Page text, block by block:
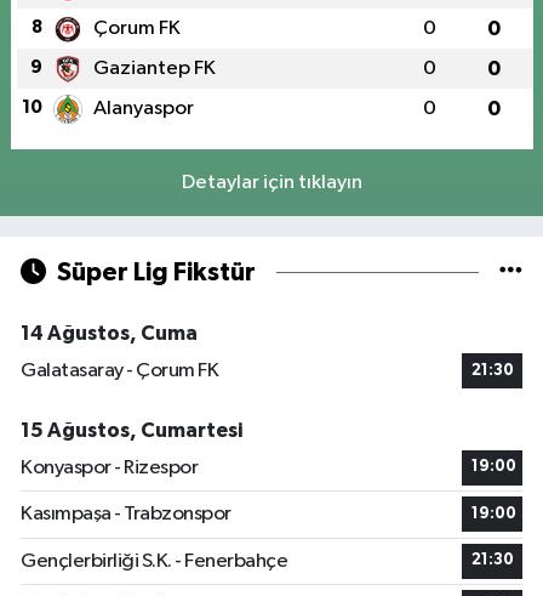
8 Çorum FK 0 0
9 Gaziantep FK 0 0
10 Alanyaspor 0 0
Detaylar için tıklayın
Süper Lig Fikstür
14 Ağustos, Cuma
Galatasaray - Çorum FK
21:30
15 Ağustos, Cumartesi
Konyaspor - Rizespor
19:00
Kasımpaşa - Trabzonspor 19:00
Gençlerbirliği S.K. - Fenerbahçe 21:30